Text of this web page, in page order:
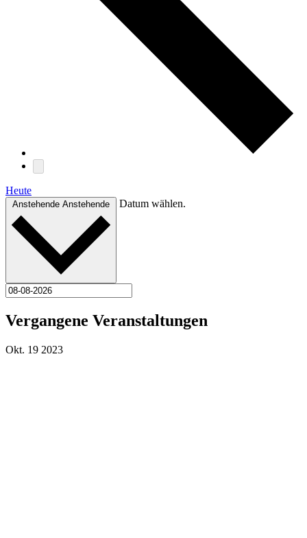
Heute
Anstehende Anstehende Datum wählen.
Vergangene Veranstaltungen
Okt. 19 2023